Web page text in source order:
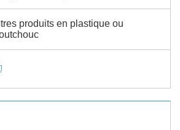
produits en plastique ou